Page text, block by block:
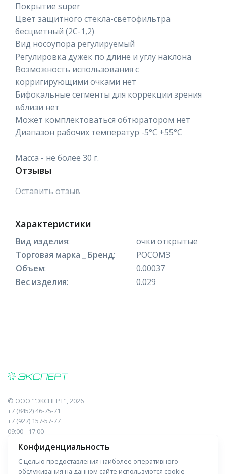
Покрытие super
Цвет защитного стекла-светофильтра
бесцветный (2С-1,2)
Вид носоупора регулируемый
Регулировка дужек по длине и углу наклона
Возможность использования с
корригирующими очками нет
Бифокальные сегменты для коррекции зрения
вблизи нет
Может комплектоваться обтюратором нет
Диапазон рабочих температур -5°C +55°C
Масса - не более 30 г.
Отзывы
Оставить отзыв
Характеристики
Вид изделия:
очки открытые
Торговая марка _ Бренд:
РОСОМЗ
Объем:
0.00037
Вес изделия: 0.029
© ООО "'ЭКСПЕРТ", 2026
+7 (8452) 46-75-71
+7 (927) 157-57-77
09:00 - 17:00
410017, Саратов, Пугачева, 10 к1, оф.23
Навигация Информация
Конфиденциальность
С целью предоставления наиболее оперативного
обслуживания на данном сайте используются cookie-